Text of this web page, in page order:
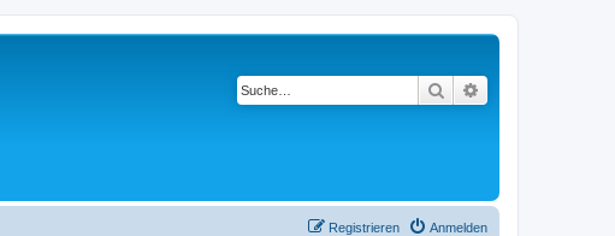
Suche
Anmelden
Registrieren